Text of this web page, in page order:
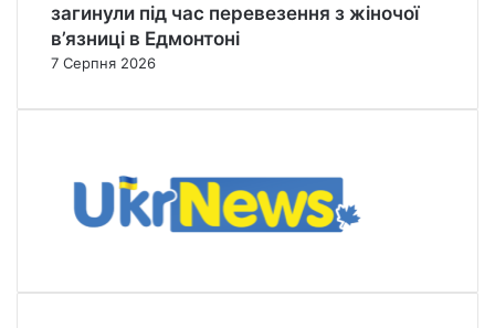
загинули під час перевезення з жіночої
в’язниці в Едмонтоні
7 Серпня 2026